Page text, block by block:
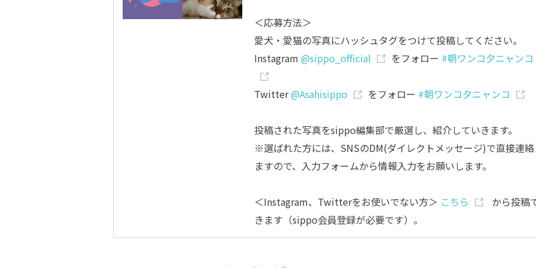
＜応募方法＞
愛犬・愛猫の写真にハッシュタグをつけて投稿してください。
Instagram @sippo_official をフォロー #朝ワンコ夕ニャンコ
Twitter@Asahisippo をフォロー #朝ワンコ夕ニャンコ
投稿された写真をsippo編集部で厳選し、紹介していきます。
※選ばれた方には、SNSのDM(ダイレクトメッセージ)で直接連
ますので、入力フォームから情報入力をお願いします。
＜Instagram、Twitterをお使いでない方＞ こちら
から投稿
きます（sippo会員登録が必要です）。